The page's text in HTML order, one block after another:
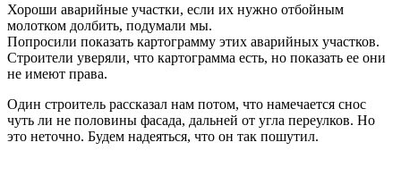
Хороши аварийные участки, если их нужно отбойным
молотком долбить, подумали мы.
Попросили показать картограмму этих аварийных участков.
Строители уверяли, что картограмма есть, но показать ее они
не имеют права.
Один строитель рассказал нам потом, что намечается снос
чуть ли не половины фасада, дальней от угла переулков. Но
это неточно. Будем надеяться, что он так пошутил.